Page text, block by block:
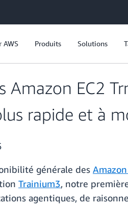
AWS Produits Solutions
Amazon EC2
rapide et à
générale des
Trainium3, notre
agentiques, de